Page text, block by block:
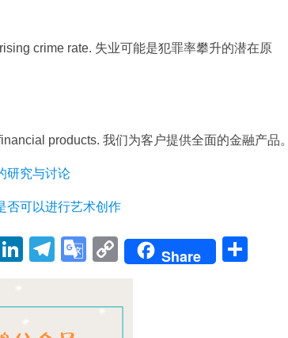
crime rate. 失业可能是犯罪率攀升的潜在原
products. 我们为客户提供全面的金融产品。
研究与讨论
否可以进行艺术创作
RedditLinkedIn
Telegram
Google
CopyShare